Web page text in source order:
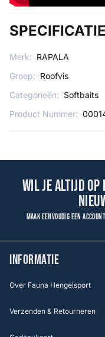
Merk: RAPALA
Groep: Roofvis
Categorieën: Softbaits
Product Nummer:
Wil je altijd op
Maak eenvoudig een
INFORMATIE
Over Fauna Hengelsport
Verzenden & Retourneren